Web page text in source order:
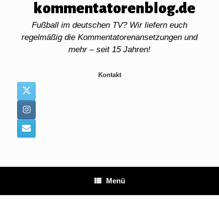
kommentatorenblog.de
Fußball im deutschen TV? Wir liefern euch
regelmäßig die Kommentatorenansetzungen und
mehr – seit 15 Jahren!
Kontakt
Menü